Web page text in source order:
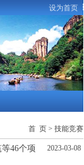
设为首页
首 页 > 技能竞赛
46个项
2023-03-08